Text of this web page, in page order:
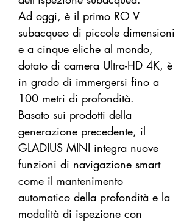
Ad oggi, è il primo RO V
subacqueo di piccole dimensioni
e a cinque eliche al mondo,
dotato di camera Ultra-HD 4K, è
in grado di immergersi fino a
100 metri di profondità.
Basato sui prodotti della
generazione precedente, il
GLADIUS MINI integra nuove
funzioni di navigazione smart
come il mantenimento
automatico della profondità e la
modalità di ispezione con